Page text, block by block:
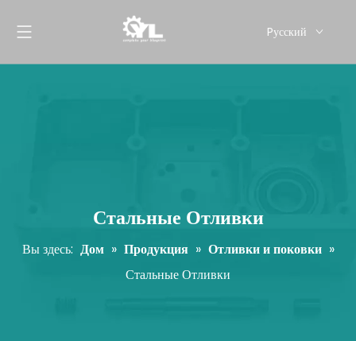
Pусский
Стальные Отливки
Вы здесь: Дом » Продукция » Отливки и поковки »
Стальные Отливки